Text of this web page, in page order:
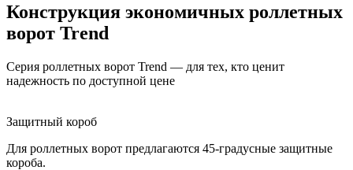
Конструкция экономичных роллетных
ворот Trend
Серия роллетных ворот Trend — для тех, кто ценит
надежность по доступной цене
Защитный короб
Для роллетных ворот предлагаются 45-градусные защитные
короба.